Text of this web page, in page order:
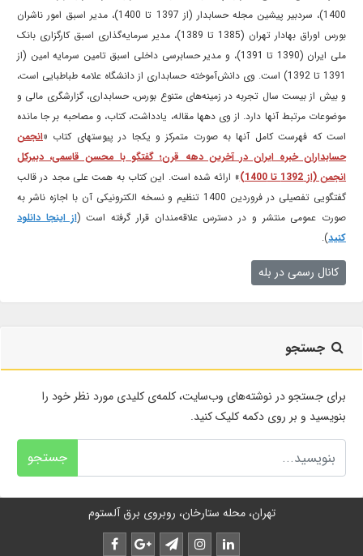
1400)، سردبیر پیشین مجله حسابدار (از 1397 تا 1400)، مدیر اسبق امور ناشران
بورس اوراق بهادار تهران (1385 تا 1389)، مدیر سرمایه‌گذاری اسبق کارگزاری بانک
ملی ایران (1390 تا 1391)، و مدیر حسابرسی داخلی اسبق تامین سرمایه امین (از
1391 تا 1392) است. وی دانش‌آموخته حسابداری از دانشگاه علامه طباطبایی است،
و بیش از بیست سال تجربه در زمینه‌های متنوع بورس، حسابداری، گزارشگری مالی و
موضوعات مرتبط آنها دارد. از وی دهها مقاله، یادداشت، کتاب، و مصاحبه بر جا مانده
است که فهرست کامل آنها به صورت متمرکز و یکجا در پیوستهای کتاب «انجمن
حسابداران خبره ایران در آخرین دهه قرن؛ گفتگو با محسن قاسمی، دبیرکل
انجمن (از 1392 تا 1400)
» ارائه شده است. این کتاب به همت علی مجد در قالب
گفتگویی تفصیلی در فروردین 1400 تنظیم و نسخه الکترونیکی آن با اجازه ناشر به
صورت عمومی منتشر و در دسترس علاقه‌مندان قرار گرفته است (از اینجا دانلود
کنید).
کانال رسمی در بله
جستجو
برای جستجو در نوشته‌های وب‌سایت، کلمه‌ی کلیدی مورد نظر خود را
بنویسید و بر روی دکمه کلیک کنید.
جستجو
تهران، محله ستارخان، روبروی برق آلستوم